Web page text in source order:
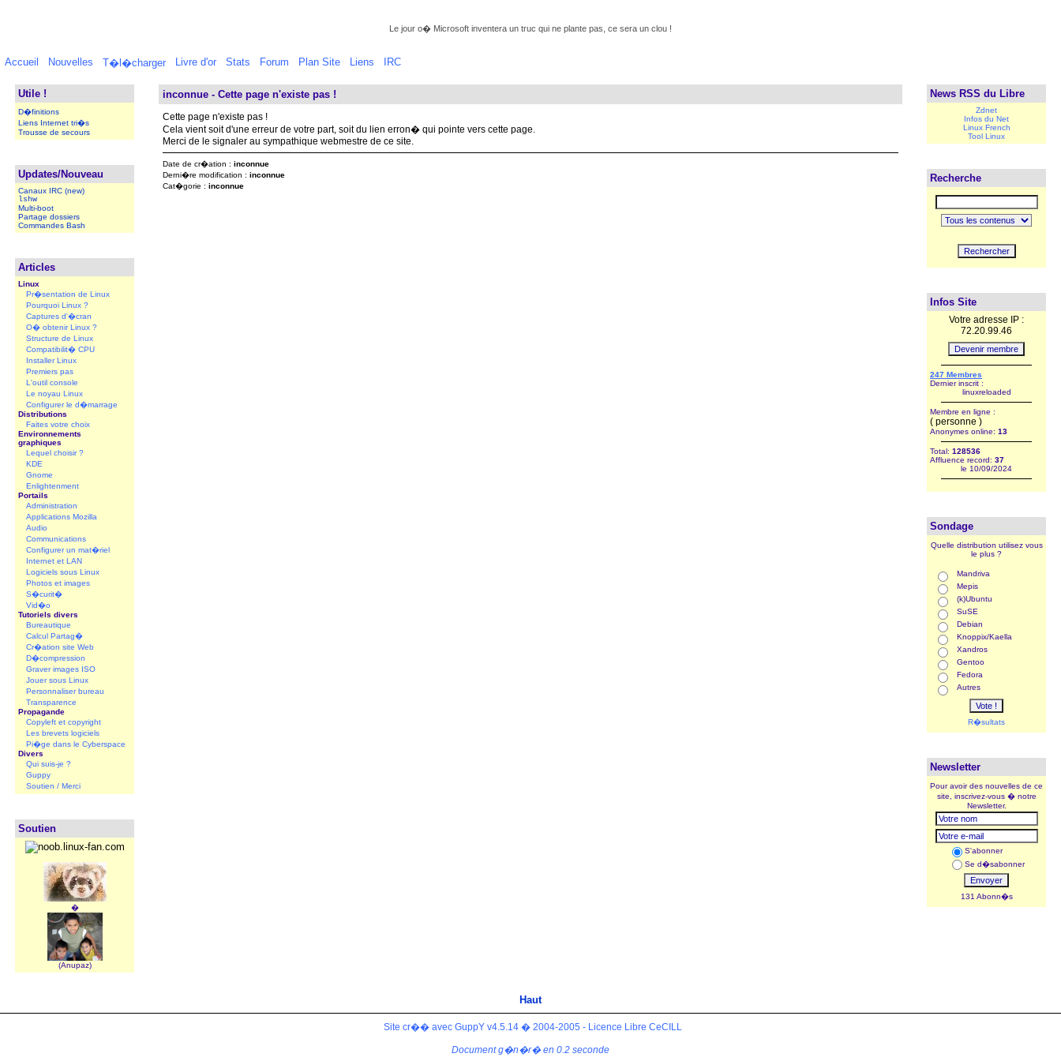
Le jour o� Microsoft inventera un truc qui ne plante pas, ce sera un clou !
Accueil Nouvelles T�l�charger Livre d'or Stats Forum Plan Site Liens IRC
Utile !
D�finitions
Liens Internet tri�s
Trousse de secours
Updates/Nouveau
Canaux IRC (new)
lshw
Multi-boot
Partage dossiers
Commandes Bash
Articles
Linux
Pr�sentation de Linux
Pourquoi Linux ?
Captures d'�cran
O� obtenir Linux ?
Structure de Linux
Compatibilit� CPU
Installer Linux
Premiers pas
L'outil console
Le noyau Linux
Configurer le d�marrage
Distributions
Faites votre choix
Environnements
graphiques
Lequel choisir ?
KDE
Gnome
Enlightenment
Portails
Administration
Applications Mozilla
Audio
Communications
Configurer un mat�riel
Internet et LAN
Logiciels sous Linux
Photos et images
S�curit�
Vid�o
Tutoriels divers
Bureautique
Calcul Partag�
Cr�ation site Web
D�compression
Graver images ISO
Jouer sous Linux
Personnaliser bureau
Transparence
Propagande
Copyleft et copyright
Les brevets logiciels
Pi�ge dans le Cyberspace
Divers
Qui suis-je ?
Guppy
Soutien / Merci
Soutien
�
(Anupaz)
inconnue - Cette page n'existe pas !
Cette page n'existe pas !
Cela vient soit d'une erreur de votre part, soit du lien erron� qui pointe vers cette page.
Merci de le signaler au sympathique webmestre de ce site.
Date de cr�ation : inconnue
Derni�re modification : inconnue
Cat�gorie : inconnue
News RSS du Libre
Zdnet
Infos du Net
Linux French
Tool Linux
Recherche
Infos Site
Votre adresse IP :
72.20.99.46
247 Membres
Dernier inscrit :
linuxreloaded
Membre en ligne :
( personne )
Anonymes online: 13
Total: 128536
Affluence record: 37
le 10/09/2024
Sondage
Quelle distribution utilisez vous
le plus ?
Mandriva
Mepis
(k)Ubuntu
SuSE
Debian
Knoppix/Kaella
Xandros
Gentoo
Fedora
Autres
R�sultats
Newsletter
Pour avoir des nouvelles de ce
site, inscrivez-vous � notre
Newsletter.
S'abonner
Se d�sabonner
131 Abonn�s
Haut
Site cr�� avec GuppY v4.5.14 � 2004-2005 - Licence Libre CeCILL
Document g�n�r� en 0.2 seconde